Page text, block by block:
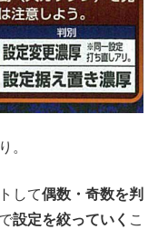
。
して偶数・奇数を判
設定を絞っていく こ